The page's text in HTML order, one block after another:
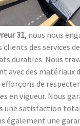
31, nous nous
clients des services
durables. Nous
avec des matériaux
efforçons de
en vigueur. Nous
une satisfaction
également une